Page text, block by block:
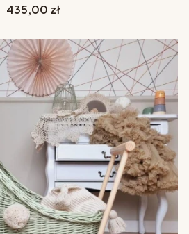
Cena
435,00 zł